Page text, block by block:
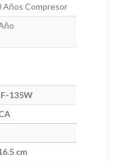
Años Compresor
135W
cm